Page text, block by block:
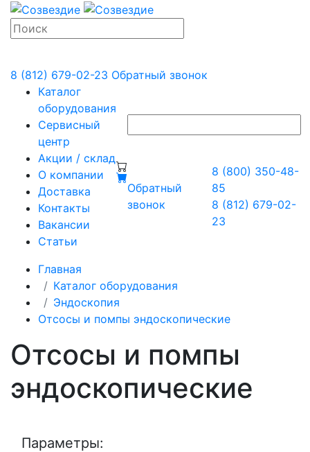
8 (812) 679-02-23 Обратный звонок
Каталог
оборудования
Сервисный
центр
Акции / склад
О компании
Доставка
Контакты
Вакансии
Статьи
Обратный
звонок
8 (800) 350-48-
85
8 (812) 679-02-
23
Главная
Каталог оборудования
Эндоскопия
Отсосы и помпы эндоскопические
Отсосы и помпы
эндоскопические
Параметры: